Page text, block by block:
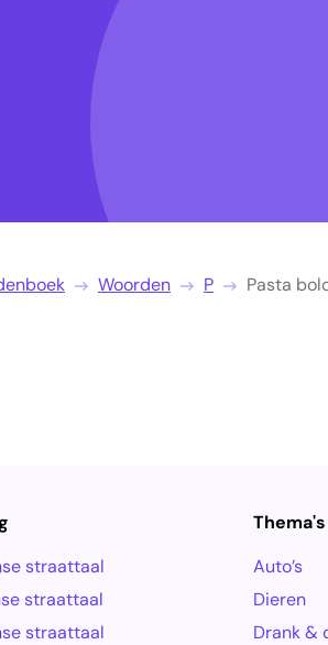
Woorden P Pasta
straattaal
straattaal
straattaal
Thema's
Auto’s
Dieren
Drank &